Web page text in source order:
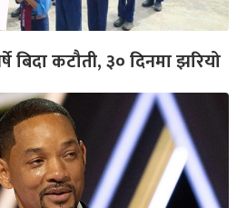
बिदा कटौती, ३० दिनमा झरियो